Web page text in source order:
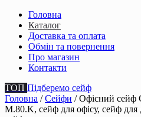
Головна
Каталог
Доставка та оплата
Обмін та повернення
Про магазин
Контакти
ТОП Підберемо сейф
Головна /Сейфи / Офісний сейф
M.80.K, сейф для офiсу, сейф для